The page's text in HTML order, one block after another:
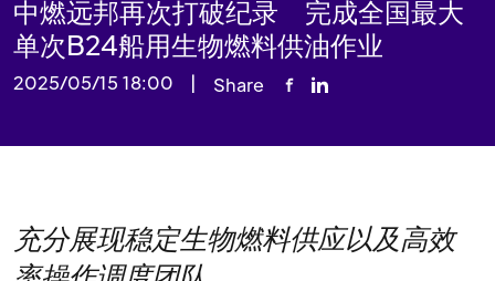
中燃远邦再次打破纪录 完成全国最大
单次B24船用生物燃料供油作业
2025/05/15 18:00 | Share
充分展现稳定生物燃料供应以及高效